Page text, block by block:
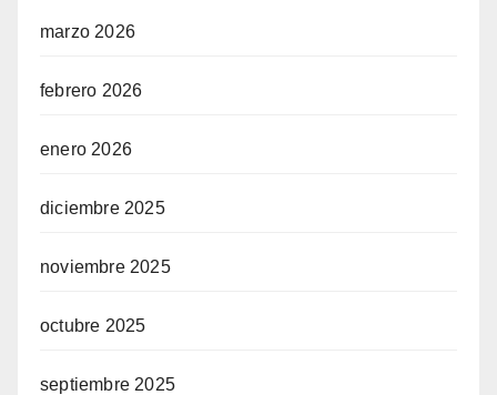
marzo 2026
febrero 2026
enero 2026
diciembre 2025
noviembre 2025
octubre 2025
septiembre 2025